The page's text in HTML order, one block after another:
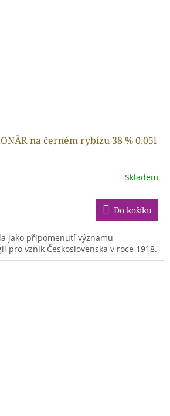
na černém rybízu 38 % 0,05l
Skladem
Do košíku
jako připomenutí významu
pro vznik Československa v roce 1918.